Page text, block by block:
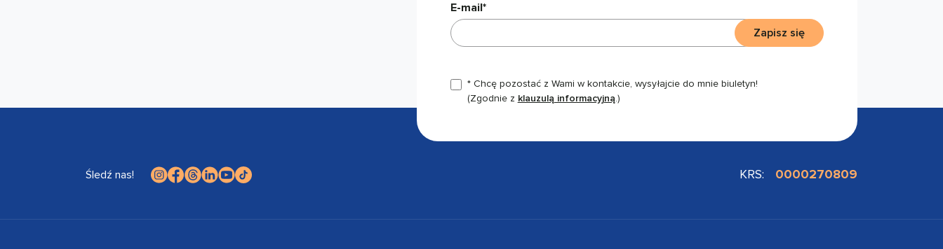
E-mail*
* Chcę pozostać z Wami w kontakcie, wysyłajcie do mnie biuletyn!
(Zgodnie z klauzulą informacyjną.)
Zapisz się
KRS: 0000270809
Śledź nas!